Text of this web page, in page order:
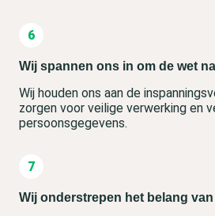
Wij spannen ons in om de wet
Wij houden ons aan de
zorgen voor veilige verwerking en
persoonsgegevens.
Wij onderstrepen het belang